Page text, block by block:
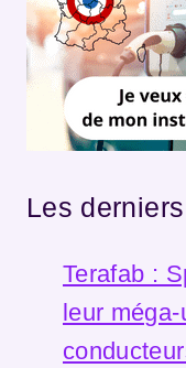
Les
Terafab :
leur